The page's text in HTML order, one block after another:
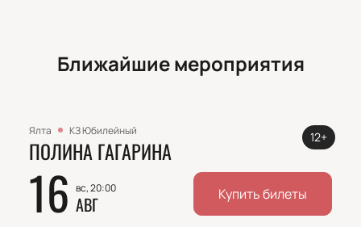
Ближайшие мероприятия
Ялта КЗ Юбилейный
ПОЛИНА ГАГАРИНА
16 вс, 20:00
АВГ
12+
Купить билеты